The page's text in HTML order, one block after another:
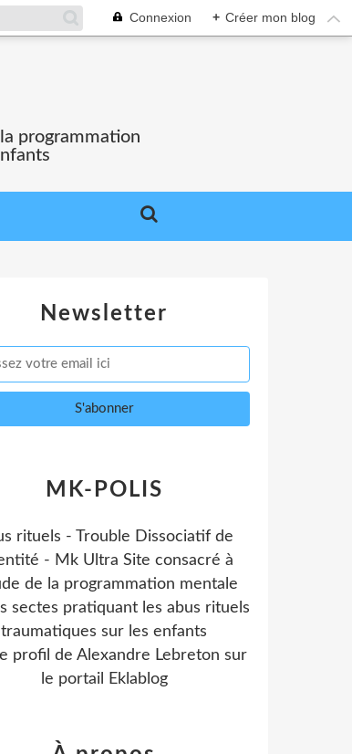
Connexion + Créer mon blog
programmation
Newsletter
MK-POLIS
rituels - Trouble Dissociatif de
- Mk Ultra Site consacré à
de la programmation mentale
sectes pratiquant les abus rituels
traumatiques sur les enfants
profil de Alexandre Lebreton sur
le portail Eklablog